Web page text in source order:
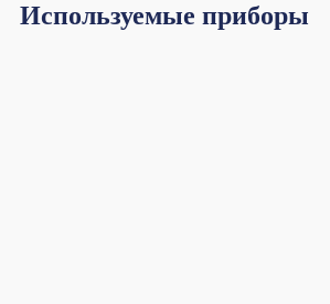
Используемые приборы